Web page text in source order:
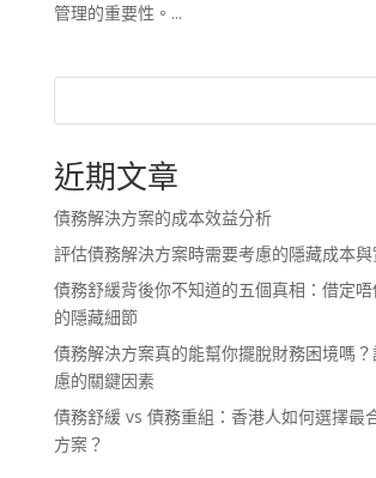
管理的重要性。...
近期文章
債務解決方案的成本效益分析
評估債務解決方案時需要考慮的隱藏成本
債務舒緩背後你不知道的五個真相：借定
的隱藏細節
債務解決方案真的能幫你擺脫財務困境嗎
慮的關鍵因素
債務舒緩 vs 債務重組：香港人如何選擇最
方案？